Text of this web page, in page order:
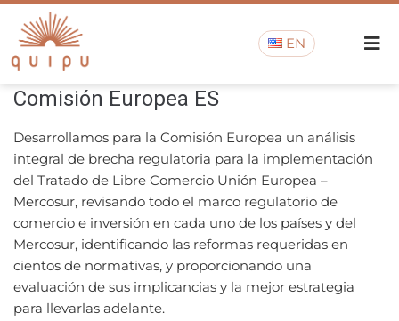
EN
Comisión Europea ES
Desarrollamos para la Comisión Europea un análisis
integral de brecha regulatoria para la implementación
del Tratado de Libre Comercio Unión Europea –
Mercosur, revisando todo el marco regulatorio de
comercio e inversión en cada uno de los países y del
Mercosur, identificando las reformas requeridas en
cientos de normativas, y proporcionando una
evaluación de sus implicancias y la mejor estrategia
para llevarlas adelante.